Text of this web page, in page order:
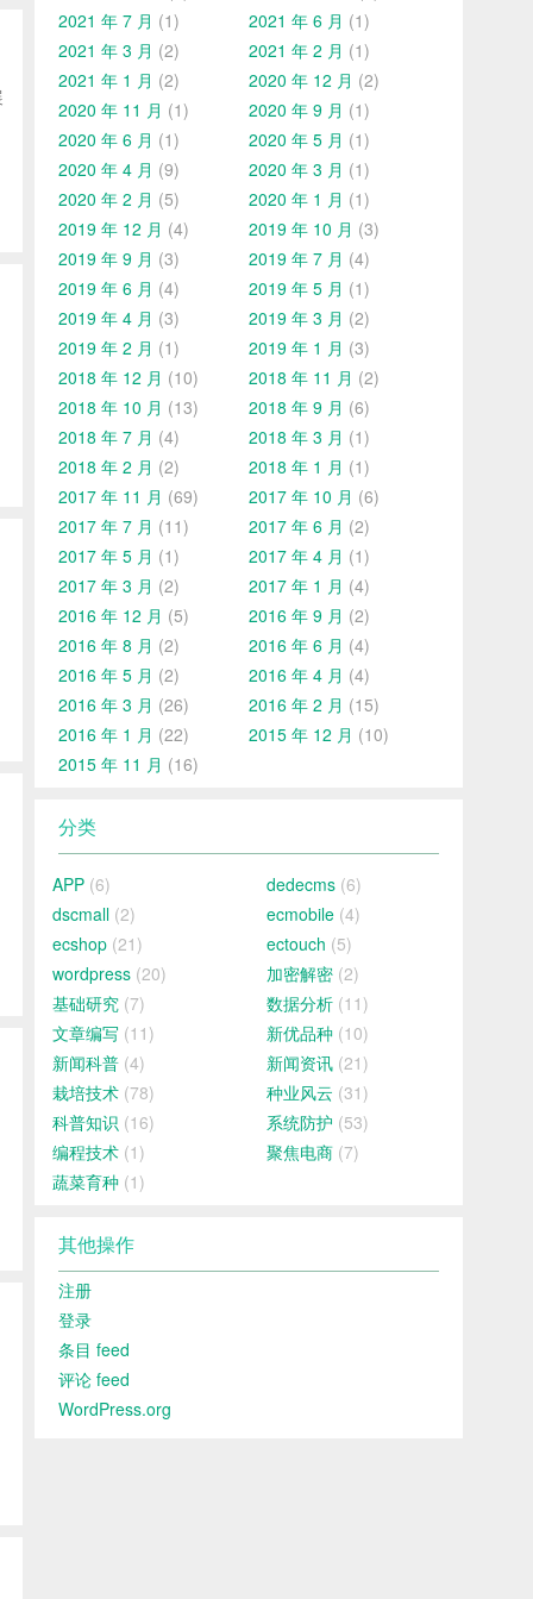
2021 年 7 月 (1) 2021 年 6 月 (1)
2021 年 3 月 (2) 2021 年 2 月 (1)
2021 年 1 月 (2) 2020 年 12 月 (2)
2020 年 11 月 (1) 2020 年 9 月 (1)
2020 年 6 月 (1) 2020 年 5 月 (1)
2020 年 4 月 (9) 2020 年 3 月 (1)
2020 年 2 月 (5) 2020 年 1 月 (1)
2019 年 12 月 (4) 2019 年 10 月 (3)
2019 年 9 月 (3) 2019 年 7 月 (4)
2019 年 6 月 (4) 2019 年 5 月 (1)
2019 年 4 月 (3) 2019 年 3 月 (2)
2019 年 2 月 (1) 2019 年 1 月 (3)
2018 年 12 月 (10) 2018 年 11 月 (2)
2018 年 10 月 (13) 2018 年 9 月 (6)
2018 年 7 月 (4) 2018 年 3 月 (1)
2018 年 2 月 (2) 2018 年 1 月 (1)
2017 年 11 月 (69) 2017 年 10 月 (6)
2017 年 7 月 (11) 2017 年 6 月 (2)
2017 年 5 月 (1) 2017 年 4 月 (1)
2017 年 3 月 (2) 2017 年 1 月 (4)
2016 年 12 月 (5) 2016 年 9 月 (2)
2016 年 8 月 (2) 2016 年 6 月 (4)
2016 年 5 月 (2) 2016 年 4 月 (4)
2016 年 3 月 (26) 2016 年 2 月 (15)
2016 年 1 月 (22) 2015 年 12 月 (10)
2015 年 11 月 (16)
分类
APP (6) dedecms (6)
dscmall (2) ecmobile (4)
ecshop (21) ectouch (5)
wordpress (20) 加密解密 (2)
基础研究 (7) 数据分析 (11)
文章编写 (11) 新优品种 (10)
新闻科普 (4) 新闻资讯 (21)
栽培技术 (78) 种业风云 (31)
科普知识 (16) 系统防护 (53)
编程技术 (1) 聚焦电商 (7)
蔬菜育种 (1)
其他操作
注册
登录
条目 feed
评论 feed
WordPress.org